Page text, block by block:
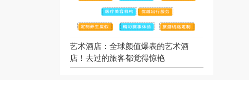
艺术酒店：全球颜值爆表的艺术酒
店！去过的旅客都觉得惊艳